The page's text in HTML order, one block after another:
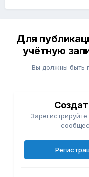
Для
учётную
Вы должны быть